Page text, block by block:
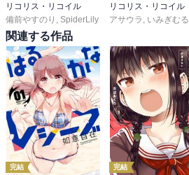
リコリス・リコイル
備前やすのり
SpiderLily
アサウラ
いみぎむる
関連する作品
完結 完結